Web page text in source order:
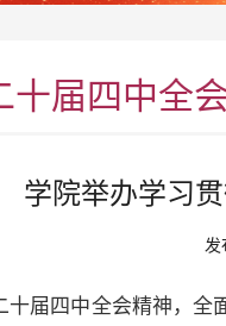
十届四中全
学院举办学习
发
十届四中全会精神，全